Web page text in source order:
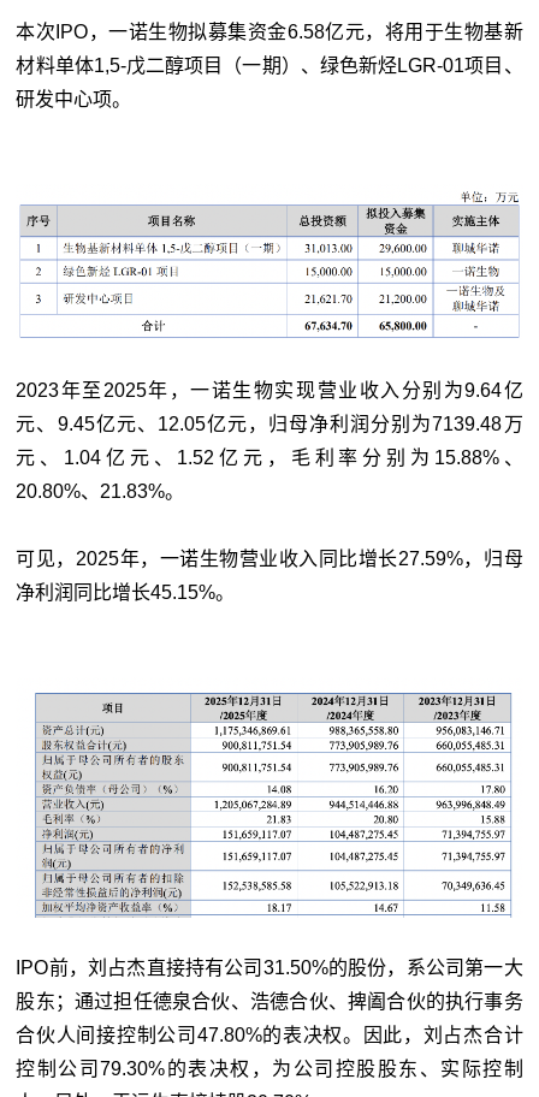
本次IPO，一诺生物拟募集资金6.58亿元，将用于生物基新
材料单体1,5-戊二醇项目（一期）、绿色新烃LGR-01项目、
研发中心项。
2023年至2025年，一诺生物实现营业收入分别为9.64亿
元、9.45亿元、12.05亿元，归母净利润分别为7139.48万
元、1.04亿元、1.52亿元，毛利率分别为15.88%、
20.80%、21.83%。
可见，2025年，一诺生物营业收入同比增长27.59%，归母
净利润同比增长45.15%。
IPO前，刘占杰直接持有公司31.50%的股份，系公司第一大
股东；通过担任德泉合伙、浩德合伙、捭阖合伙的执行事务
合伙人间接控制公司47.80%的表决权。因此，刘占杰合计
控制公司79.30%的表决权，为公司控股股东、实际控制